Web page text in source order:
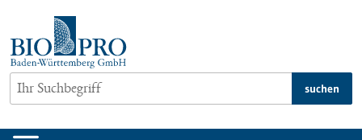
springen
suchen